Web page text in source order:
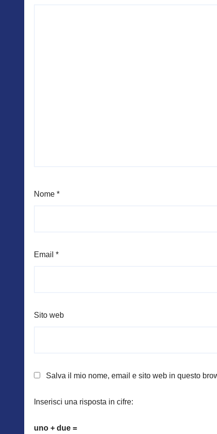
Nome *
Email *
Sito web
Salva il mio nome, email e sito web in questo
Inserisci una risposta in cifre:
uno + due =